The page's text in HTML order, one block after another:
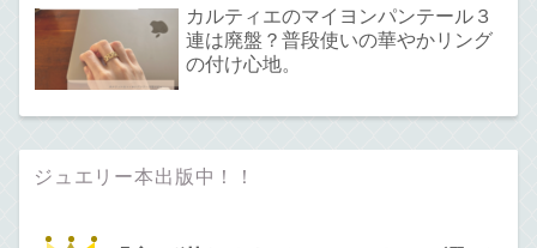
カルティエのマイヨンパンテール３
連は廃盤？普段使いの華やかリング
の付け心地。
ジュエリー本出版中！！